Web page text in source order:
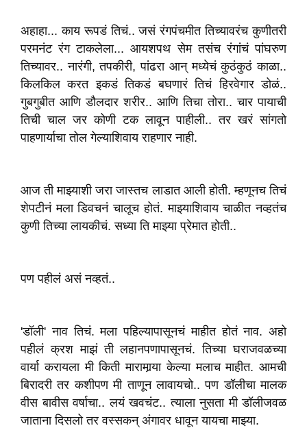
अहाहा... काय रूपडं तिचं.. जसं रंगपंचमीत तिच्यावरंच कुणीतरी
परमनंट रंग टाकलेला... आयशपथ सेम तसंच रंगांचं पांघरुण
तिच्यावर.. नारंगी, तपकीरी, पांढरा आन् मध्येचं कुठंकुठं काळा..
किलकिल करत इकडं तिकडं बघणारं तिचं हिरवेगार डोळं..
गुबगुबीत आणि डौलदार शरीर.. आणि तिचा तोरा.. चार पायाची
तिची चाल जर कोणी टक लावून पाहीली.. तर खरं सांगतो
पाहणार्याचा तोल गेल्याशिवाय राहणार नाही.
आज ती माझ्याशी जरा जास्तच लाडात आली होती. म्हणूनच तिचं
शेपटीनं मला डिवचनं चालूच होतं. माझ्याशिवाय चाळीत नव्हतंच
कुणी तिच्या लायकीचं. सध्या ति माझ्या प्रेमात होती..
पण पहीलं असं नव्हतं..
'डॉली' नाव तिचं. मला पहिल्यापासूनचं माहीत होतं नाव. अहो
पहीलं क्रश माझं ती लहानपणापासूनचं. तिच्या घराजवळच्या
वार्या करायला मी किती मारामार्‍या केल्या मलाच माहीत. आमची
बिरादरी तर कशीपण मी ताणून लावायचो.. पण डॉलीचा मालक
वीस बावीस वर्षाचा.. लयं खवचंट.. त्याला नुसता मी डॉलीजवळ
जाताना दिसलो तर वस्सकन् अंगावर धावून यायचा माझ्या.